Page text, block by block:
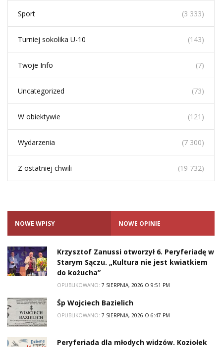
Sport (3 333)
Turniej sokolika U-10 (143)
Twoje Info (7)
Uncategorized (73)
W obiektywie (121)
Wydarzenia (7 300)
Z ostatniej chwili (19 732)
NOWE WPISY NOWE OPINIE
Krzysztof Zanussi otworzył 6. Peryferiadę w
Starym Sączu. „Kultura nie jest kwiatkiem
do kożucha”
OPUBLIKOWANO: 7 SIERPNIA, 2026 O 9:51 PM
Śp Wojciech Bazielich
OPUBLIKOWANO: 7 SIERPNIA, 2026 O 6:47 PM
Peryferiada dla młodych widzów. Koziołek